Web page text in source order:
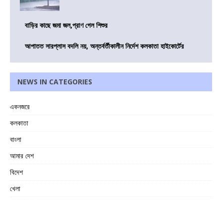
বাড়ির কাছে জমা জল,প্রাণ গেল শিশুর
আপাতত সারপ্লাস বদলি নয়, অন্তর্বর্তীকালীন নির্দেশ কলকাতা হাইকোর্টের
NEWS IN CATEGORIES
একনজরে
কলকাতা
বাংলা
আমার দেশ
বিদেশ
খেলা